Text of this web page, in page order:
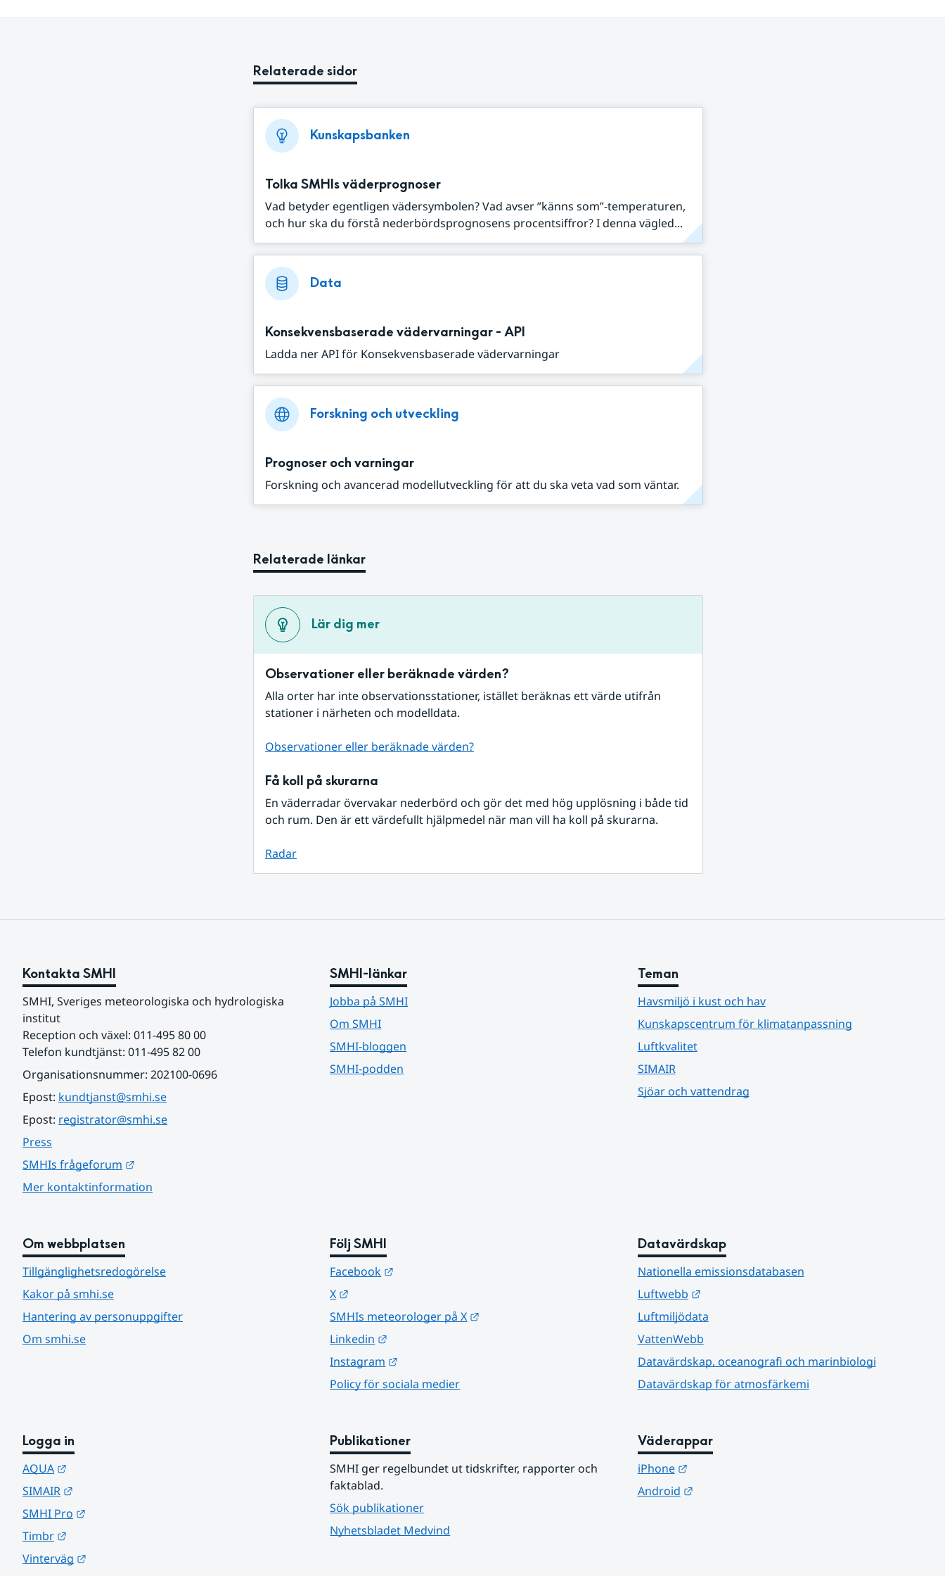
Relaterade sidor
Kunskapsbanken
Tolka SMHIs väderprognoser
Vad betyder egentligen vädersymbolen? Vad avser ”känns som”-temperaturen,
och hur ska du förstå nederbördsprognosens procentsiffror? I denna vägled...
Data
Konsekvensbaserade vädervarningar - API
Ladda ner API för Konsekvensbaserade vädervarningar
Forskning och utveckling
Prognoser och varningar
Forskning och avancerad modellutveckling för att du ska veta vad som väntar.
Relaterade länkar
Lär dig mer
Observationer eller beräknade värden?
Alla orter har inte observationsstationer, istället beräknas ett värde utifrån
stationer i närheten och modelldata.
Observationer eller beräknade värden?
Få koll på skurarna
En väderradar övervakar nederbörd och gör det med hög upplösning i både tid
och rum. Den är ett värdefullt hjälpmedel när man vill ha koll på skurarna.
Radar
Kontakta SMHI
SMHI, Sveriges meteorologiska och hydrologiska
institut
Reception och växel: 011-495 80 00
Telefon kundtjänst: 011-495 82 00
Organisationsnummer: 202100-0696
Epost: kundtjanst@smhi.se
Epost: registrator@smhi.se
Press
SMHIs frågeforum
Mer kontaktinformation
SMHI-länkar
Jobba på SMHI
Om SMHI
SMHI-bloggen
SMHI-podden
Teman
Havsmiljö i kust och hav
Kunskapscentrum för klimatanpassning
Luftkvalitet
SIMAIR
Sjöar och vattendrag
Om webbplatsen
Tillgänglighetsredogörelse
Kakor på smhi.se
Hantering av personuppgifter
Om smhi.se
Följ SMHI
Facebook
X
SMHIs meteorologer på X
Linkedin
Instagram
Policy för sociala medier
Datavärdskap
Nationella emissionsdatabasen
Luftwebb
Länk till annan webbplats.
Luftmiljödata
VattenWebb
Datavärdskap, oceanografi och marinbiologi
Datavärdskap för atmosfärkemi
Logga in
AQUA
SIMAIR
SMHI Pro
Timbr
Vinterväg
Publikationer
SMHI ger regelbundet ut tidskrifter, rapporter och
faktablad.
Sök publikationer
Nyhetsbladet Medvind
Väderappar
iPhone
Länk till annan webbplats.
Android
Länk till annan webbplats.